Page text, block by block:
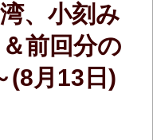
、小刻み
前回分の
(8月13日)